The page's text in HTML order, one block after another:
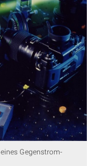
Gegenstrom-